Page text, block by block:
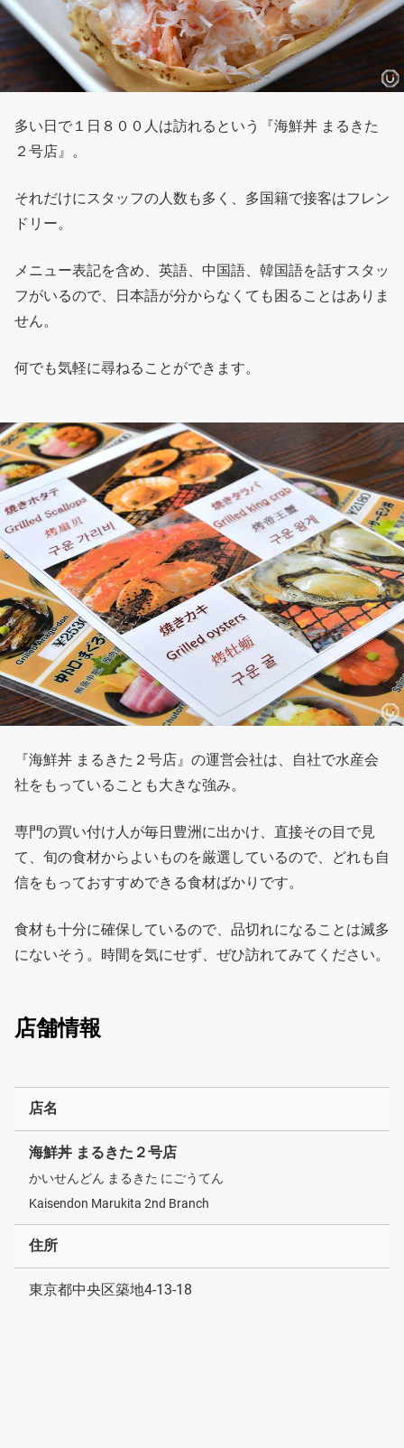
多い日で１日８００人は訪れるという『海鮮丼 まるきた
２号店』。
それだけにスタッフの人数も多く、多国籍で接客はフレン
ドリー。
メニュー表記を含め、英語、中国語、韓国語を話すスタッ
フがいるので、日本語が分からなくても困ることはありま
せん。
何でも気軽に尋ねることができます。
『海鮮丼 まるきた２号店』の運営会社は、自社で水産会
社をもっていることも大きな強み。
専門の買い付け人が毎日豊洲に出かけ、直接その目で見
て、旬の食材からよいものを厳選しているので、どれも自
信をもっておすすめできる食材ばかりです。
食材も十分に確保しているので、品切れになることは滅多
にないそう。時間を気にせず、ぜひ訪れてみてください。
店舗情報
店名
海鮮丼 まるきた２号店
かいせんどん まるきた にごうてん
Kaisendon Marukita 2nd Branch
住所
東京都中央区築地4-13-18